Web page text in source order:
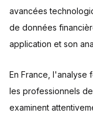
avancées
de données
application et son
En France, l'analyse
les professionnels
examinent